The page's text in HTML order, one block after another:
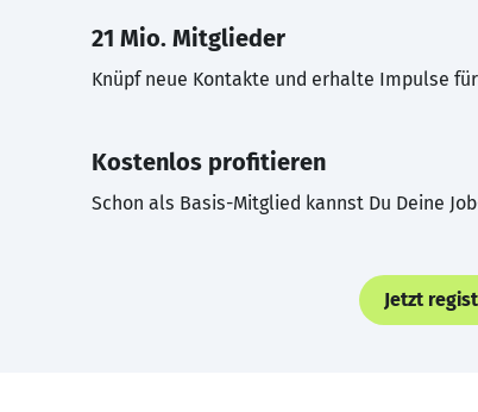
21 Mio. Mitglieder
Knüpf neue Kontakte und erhalte Impulse
Kostenlos profitieren
Schon als Basis-Mitglied kannst Du Deine
Jetzt